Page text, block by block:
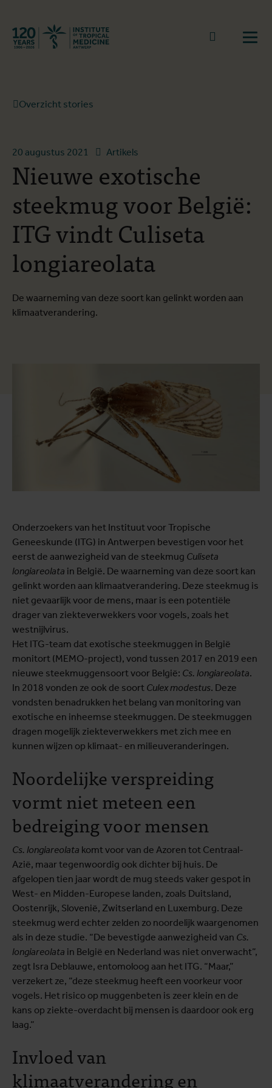
Terug naar start
Naar
Overzicht stories
20 augustus 2021 Artikels
Nieuwe exotische
steekmug voor België:
ITG vindt Culiseta
longiareolata
De waarneming van deze soort kan gelinkt worden aan
klimaatverandering.
Onderzoekers van het Instituut voor Tropische
Geneeskunde (ITG) in Antwerpen bevestigen voor het
eerst de aanwezigheid van de steekmug Culiseta
longiareolata in België. De waarneming van deze soort kan
gelinkt worden aan klimaatverandering. Deze steekmug is
niet gevaarlijk voor de mens, maar is een potentiële
drager van ziekteverwekkers voor vogels, zoals het
westnijlvirus.
Het ITG-team dat exotische steekmuggen in België
monitort (MEMO-project), vond tussen 2017 en 2019 een
nieuwe steekmuggensoort voor België: Cs. longiareolata.
In 2018 vonden ze ook de soort Culex modestus. Deze
vondsten benadrukken het belang van monitoring van
exotische en inheemse steekmuggen. De steekmuggen
dragen mogelijk ziekteverwekkers met zich mee en
kunnen wijzen op klimaat- en milieuveranderingen.
Noordelijke verspreiding
vormt niet meteen een
bedreiging voor mensen
Cs. longiareolata komt voor van de Azoren tot Centraal-
Azië, maar tegenwoordig ook dichter bij huis. De
afgelopen tien jaar wordt de mug steeds vaker gespot in
West- en Midden-Europese landen, zoals Duitsland,
Oostenrijk, Slovenië, Zwitserland en Luxemburg. Deze
steekmug werd echter zelden zo noordelijk waargenomen
als in deze studie. “De bevestigde aanwezigheid van Cs.
longiareolata in België en Nederland was niet onverwacht”,
zegt Isra Deblauwe, entomoloog aan het ITG. “Maar,”
verzekert ze, “deze steekmug heeft een voorkeur voor
vogels. Het risico op muggenbeten is zeer klein en de
kans op ziekte-overdacht bij mensen is daardoor ook erg
laag.”
Invloed van
klimaatverandering en